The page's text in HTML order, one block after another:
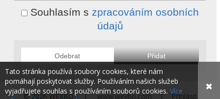
Souhlasím s zpracováním osobních
údajů
Odebrat Přidat
© 2026 WEXBO |www.wexbo.com| Přihlásit
Tato stránka používá soubory cookies, které nám
pomáhají poskytovat služby. Používáním našich služeb
vyjadřujete souhlas s používáním souborů cookies. Více
✖